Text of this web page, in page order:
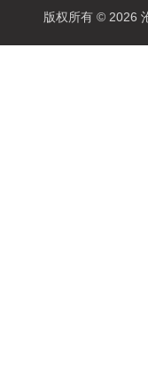
版权所有 © 2026